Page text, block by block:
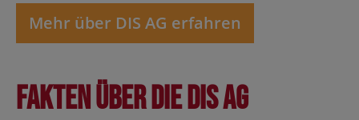
Mehr über DIS AG erfahren
Fakten über die DIS AG